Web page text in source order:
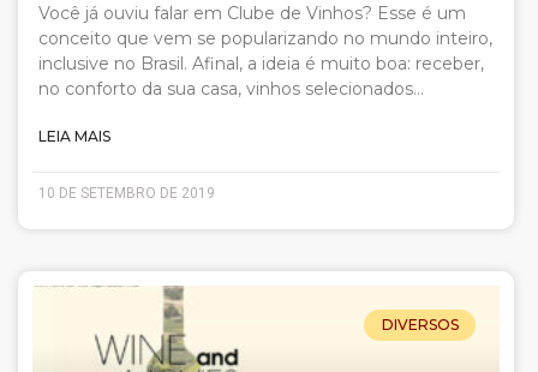
Você já ouviu falar em Clube de Vinhos? Esse é um
conceito que vem se popularizando no mundo inteiro,
inclusive no Brasil. Afinal, a ideia é muito boa: receber,
no conforto da sua casa, vinhos selecionados…
LEIA MAIS
10 DE SETEMBRO DE 2019
DIVERSOS